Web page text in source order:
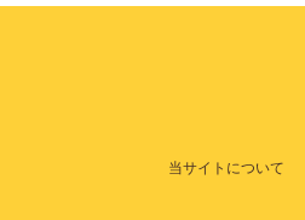
当サイトについて